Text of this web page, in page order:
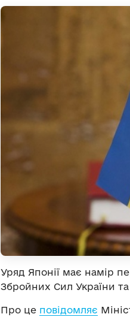
Уряд Японії має намір
Збройних Сил України
Про це повідомляє